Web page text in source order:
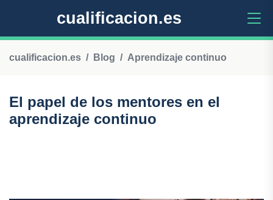
cualificacion.es
cualificacion.es Blog Aprendizaje continuo
El papel de los mentores en el
aprendizaje continuo